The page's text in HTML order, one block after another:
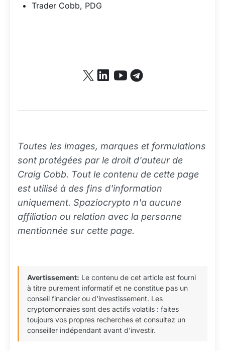
Trader Cobb, PDG
Toutes les images, marques et formulations
sont protégées par le droit d'auteur de
Craig Cobb. Tout le contenu de cette page
est utilisé à des fins d'information
uniquement. Spaziocrypto n'a aucune
affiliation ou relation avec la personne
mentionnée sur cette page.
Avertissement: Le contenu de cet article est fourni
à titre purement informatif et ne constitue pas un
conseil financier ou d'investissement. Les
cryptomonnaies sont des actifs volatils : faites
toujours vos propres recherches et consultez un
conseiller indépendant avant d'investir.